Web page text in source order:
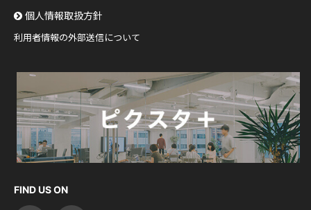
個人情報取扱方針
利用者情報の外部送信について
FIND US ON